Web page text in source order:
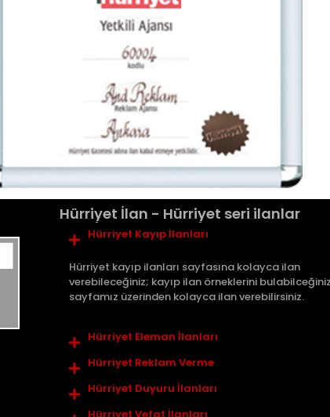
Hürriyet İlan - Hürriyet seri ilanlar
Hürriyet Kayıp İlanları
Hürriyet kayıp ilanları sayfasına kolayca ilan
verebileceğiniz; kayıp ilan örneklerini bulabilceğiniz
sayfamız üzerinden kolayca ilan verebilirsiniz.
Hürriyet Eleman İlanları
Hürriyet Reklam Verme
Hürriyet Duyuru İlanları